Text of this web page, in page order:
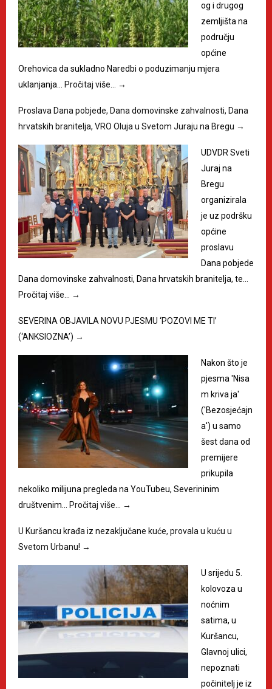
og i drugog
zemljišta na
području
općine
Orehovica da sukladno Naredbi o poduzimanju mjera
uklanjanja…
Pročitaj više… →
Proslava Dana pobjede, Dana domovinske zahvalnosti, Dana
hrvatskih branitelja, VRO Oluja u Svetom Juraju na Bregu →
UDVDR Sveti
Juraj na
Bregu
organizirala
je uz podršku
općine
proslavu
Dana pobjede
Dana domovinske zahvalnosti, Dana hrvatskih branitelja, te…
Pročitaj više…
→
SEVERINA OBJAVILA NOVU PJESMU ‘POZOVI ME TI’
(‘ANKSIOZNA’) →
Nakon što je
pjesma 'Nisa
m kriva ja'
('Bezosjećajn
a') u samo
šest dana od
premijere
prikupila
nekoliko milijuna pregleda na YouTubeu, Severininim
društvenim…
Pročitaj više… →
U Kuršancu krađa iz nezaključane kuće, provala u kuću u
Svetom Urbanu! →
U srijedu 5.
kolovoza u
noćnim
satima, u
Kuršancu,
Glavnoj ulici,
nepoznati
počinitelj je iz